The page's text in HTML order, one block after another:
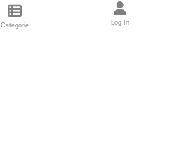
Categorie Log In